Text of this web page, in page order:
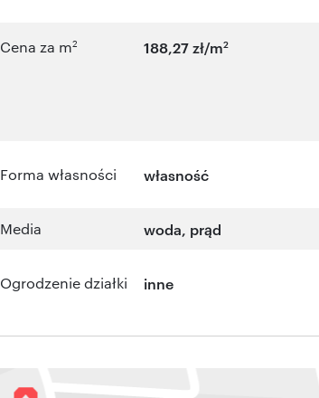
Cena za m2 188,27 zł/m2
Forma własności własność
Media woda, prąd
Ogrodzenie działki inne